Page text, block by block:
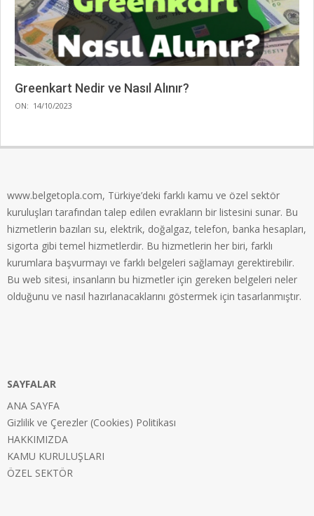
Greenkart Nedir ve Nasıl Alınır?
2023-
ON: 14/10/2023
www.belgetopla.com, Türkiye’deki farklı kamu ve özel sektör
kuruluşları tarafından talep edilen evrakların bir listesini sunar. Bu
hizmetlerin bazıları su, elektrik, doğalgaz, telefon, banka hesapları,
sigorta gibi temel hizmetlerdir. Bu hizmetlerin her biri, farklı
kurumlara başvurmayı ve farklı belgeleri sağlamayı gerektirebilir.
Bu web sitesi, insanların bu hizmetler için gereken belgeleri neler
olduğunu ve nasıl hazırlanacaklarını göstermek için tasarlanmıştır.
SAYFALAR
ANA SAYFA
Gizlilik ve Çerezler (Cookies) Politikası
HAKKIMIZDA
KAMU KURULUŞLARI
ÖZEL SEKTÖR